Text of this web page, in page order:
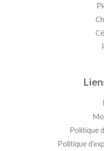
Politique
Politique